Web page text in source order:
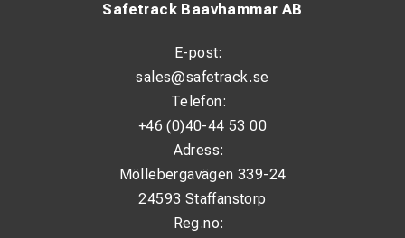
Safetrack Baavhammar AB
E-post:
sales@safetrack.se
Telefon:
+46 (0)40-44 53 00
Adress:
Möllebergavägen 339-24
24593 Staffanstorp
Reg.no: